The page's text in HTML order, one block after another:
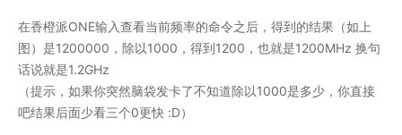
在香橙派ONE输入查看当前频率的命令之后，得到的结果（如上
图）是1200000，除以1000，得到1200，也就是1200MHz 换句
话说就是1.2GHz
（提示，如果你突然脑袋发卡了不知道除以1000是多少，你直接
吧结果后面少看三个0更快 :D）